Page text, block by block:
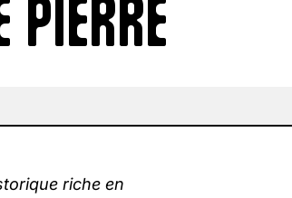
PIERRE
riche en